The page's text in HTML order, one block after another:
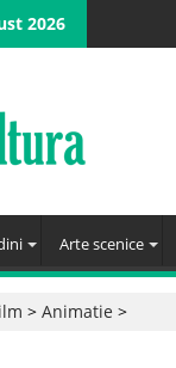
2026
Arte scenice
> Animatie >